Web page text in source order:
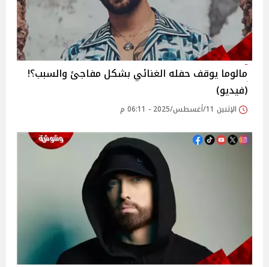
مالوما يوقف حفله الغنائي بشكل مفاجئ والسبب؟!
(فيديو)
الإثنين 11/أغسطس/2025 - 06:11 م